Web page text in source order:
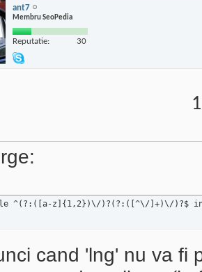
ant7
Membru SeoPedia
Reputatie: 30
^(?:([a-z]{1,2})\/)?(?:([^\/]+)\/)?$
cand 'lng' nu va fi